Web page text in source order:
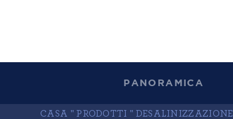
PANORAMICA
CASA " PRODOTTI " DESALINIZZAZIONE